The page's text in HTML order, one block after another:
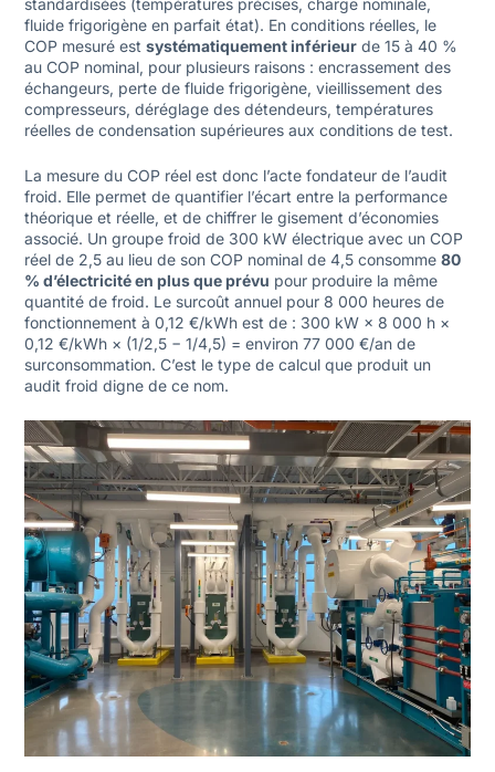
fluide frigorigène en parfait état). En conditions réelles, le
COP mesuré est systématiquement inférieurde 15 à 40 %
au COP nominal, pour plusieurs raisons : encrassement des
échangeurs, perte de fluide frigorigène, vieillissement des
compresseurs, déréglage des détendeurs, températures
réelles de condensation supérieures aux conditions de test.
La mesure du COP réel est donc l’acte fondateur de l’audit
froid. Elle permet de quantifier l’écart entre la performance
théorique et réelle, et de chiffrer le gisement d’économies
associé. Un groupe froid de 300 kW électrique avec un COP
réel de 2,5 au lieu de son COP nominal de 4,5 consomme 80
% d’électricité en plus que prévu pour produire la même
quantité de froid. Le surcoût annuel pour 8 000 heures de
fonctionnement à 0,12 €/kWh est de : 300 kW × 8 000 h ×
0,12 €/kWh × (1/2,5 − 1/4,5) = environ 77 000 €/an de
surconsommation. C’est le type de calcul que produit un
audit froid digne de ce nom.